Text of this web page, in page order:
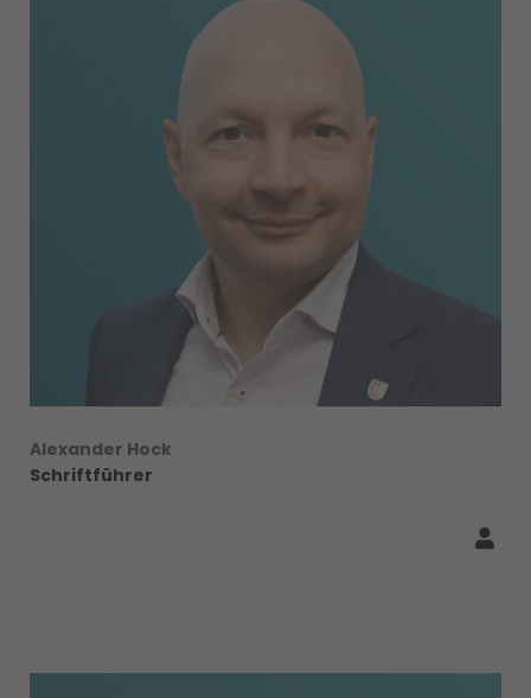
Alexander Hock
Schriftführer